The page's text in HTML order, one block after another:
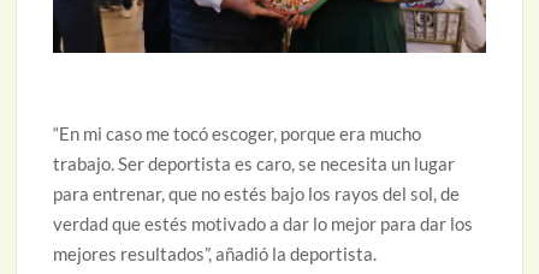
“En mi caso me tocó escoger, porque era mucho
trabajo. Ser deportista es caro, se necesita un lugar
para entrenar, que no estés bajo los rayos del sol, de
verdad que estés motivado a dar lo mejor para dar los
mejores resultados”, añadió la deportista.